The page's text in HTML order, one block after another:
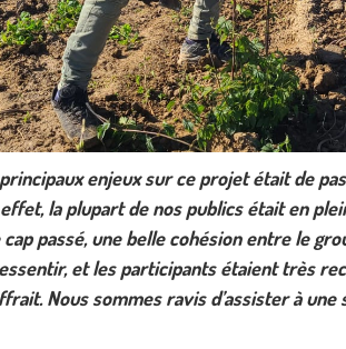
principaux enjeux sur ce projet était de
la plupart de nos publics était en
passé, une belle cohésion entre le
et les participants étaient très
Nous sommes ravis d’assister à